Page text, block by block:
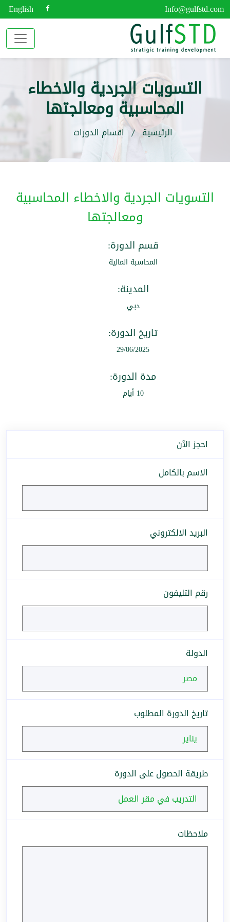
Info@gulfstd.com
English
التسويات الجردية والاخطاء
المحاسبية ومعالجتها
الرئيسية اقسام الدورات
التسويات الجردية والاخطاء المحاسبية
ومعالجتها
قسم الدورة:
المحاسبة المالية
المدينة:
دبي
تاريخ الدورة:
29/06/2025
مدة الدورة:
10 أيام
احجز الآن
الاسم بالكامل
البريد الالكتروني
رقم التليفون
الدولة
تاريخ الدورة المطلوب
طريقة الحصول على الدورة
ملاحظات